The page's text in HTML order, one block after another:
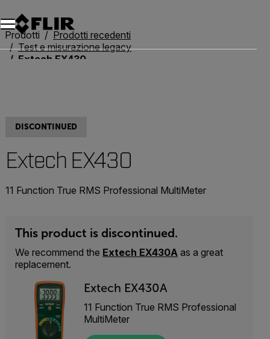
Unread messages
Modello
Rimuovi
articoli
articolo
Aggiungi al carrello
Aggiunto al carrello
Prodotti
Prodotti recedenti
Test e misurazione legacy
Extech EX430
DISCONTINUED
Extech EX430
11 Function True RMS Professional MultiMeter
This product is discontinued.
We recommend the Extech EX430A as a great
replacement.
Extech EX430A
11 Function True RMS Professional
MultiMeter